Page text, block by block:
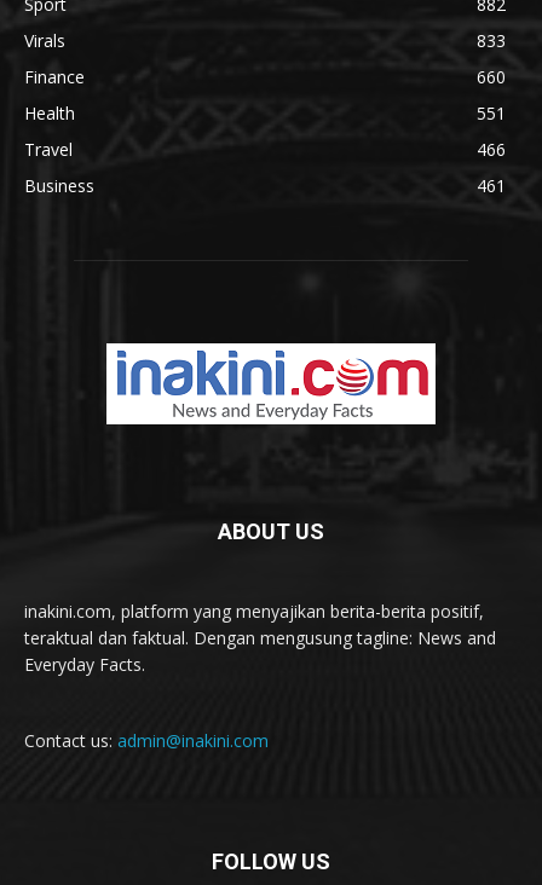
Virals
833
Finance
660
Health
551
Travel
466
Business
461
ABOUT US
inakini.com, platform yang menyajikan berita-berita positif,
teraktual dan faktual. Dengan mengusung tagline: News and
Everyday Facts.
Contact us: admin@inakini.com
FOLLOW US